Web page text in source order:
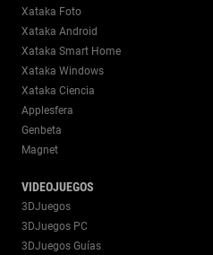
Xataka Foto
Xataka Android
Xataka Smart Home
Xataka Windows
Xataka Ciencia
Applesfera
Genbeta
Magnet
VIDEOJUEGOS
3DJuegos
3DJuegos PC
3DJuegos Guías